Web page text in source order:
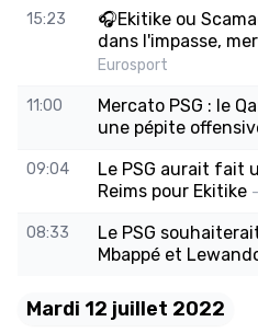
15:23
🎧Ekitike ou
dans l'impasse,
Eurosport
11:00
Mercato PSG : le
une pépite
09:04
Le PSG aurait fait
Reims pour Ekitike
08:33
Le PSG
Mbappé et
Mardi 12 juillet 2022